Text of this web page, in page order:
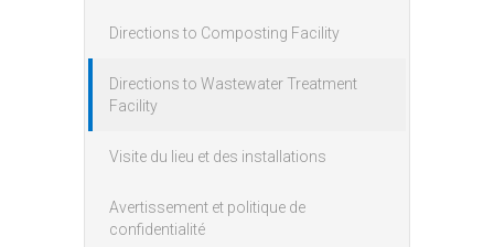
Directions to Composting Facility
Directions to Wastewater Treatment
Facility
Visite du lieu et des installations
Avertissement et politique de
confidentialité